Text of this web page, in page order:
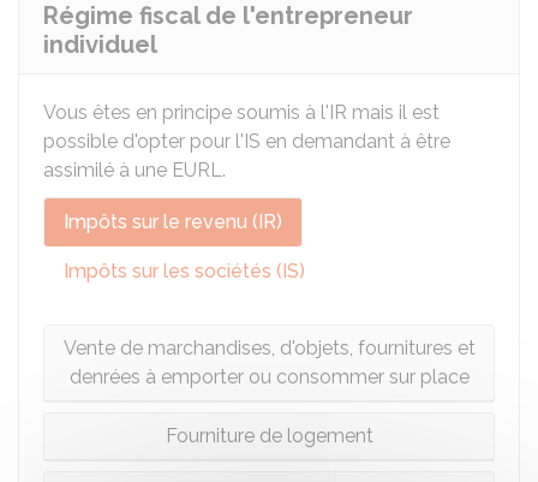
Régime fiscal de l'entrepreneur
individuel
Vous êtes en principe soumis à l'IR mais il est
possible d'opter pour l'IS en demandant à être
assimilé à une EURL.
Impôts sur le revenu (IR)
Impôts sur les sociétés (IS)
Vente de marchandises, d'objets, fournitures et
denrées à emporter ou consommer sur place
Fourniture de logement